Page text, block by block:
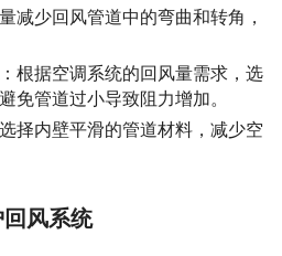
量减少回风管道中的弯曲和转角，
：根据空调系统的回风量需求，选
免管道过小导致阻力增加。
选择内壁平滑的管道材料，减少空
风系统